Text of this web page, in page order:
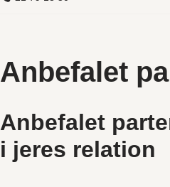
Anbefalet
Anbefalet
i jeres relation